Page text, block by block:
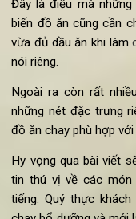
được xào kèm cùng
do sự du nhập của
Trung Quốc nên
đang dần trở thành
Tuy nhiên,các món
nhiều dầu chiên
Đây là điều mà
biến đồ ăn cũng cần
vừa đủ dầu ăn khi
nói riêng.